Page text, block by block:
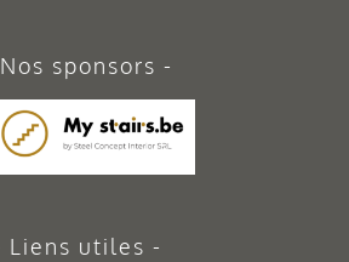
Nos sponsors
Liens utiles